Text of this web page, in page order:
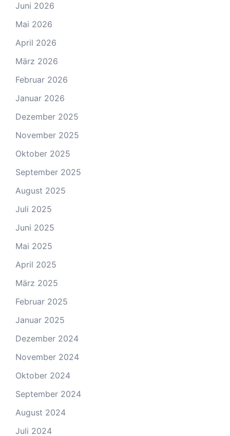
Juni 2026
Mai 2026
April 2026
März 2026
Februar 2026
Januar 2026
Dezember 2025
November 2025
Oktober 2025
September 2025
August 2025
Juli 2025
Juni 2025
Mai 2025
April 2025
März 2025
Februar 2025
Januar 2025
Dezember 2024
November 2024
Oktober 2024
September 2024
August 2024
Juli 2024